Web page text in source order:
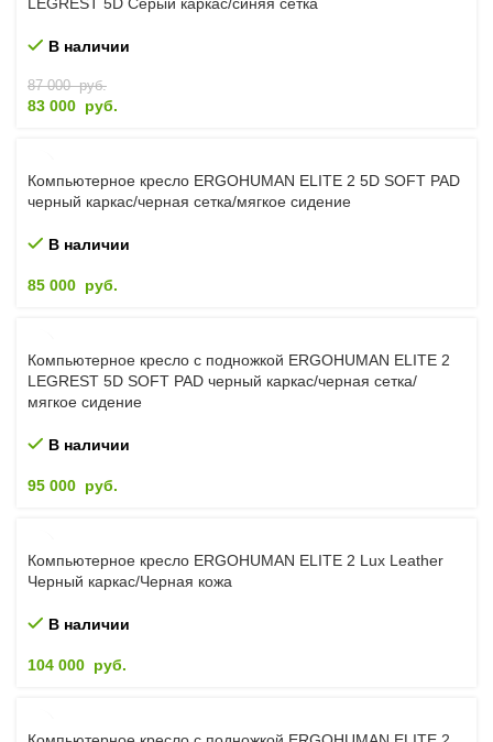
В наличии
87 000руб.
83 000 руб.
Компьютерное кресло ERGOHUMAN ELITE 2 5D SOFT PAD
черный каркас/черная сетка/мягкое сидение
В наличии
85 000 руб.
Компьютерное кресло с подножкой ERGOHUMAN ELITE 2
LEGREST 5D SOFT PAD черный каркас/черная сетка/
мягкое сидение
В наличии
95 000 руб.
Компьютерное кресло ERGOHUMAN ELITE 2 Lux Leather
Черный каркас/Черная кожа
В наличии
104 000 руб.